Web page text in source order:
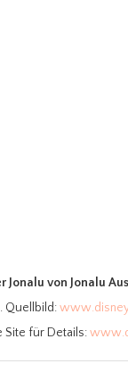
Jonalu von Jonalu
. Quellbild:
Site für Details: